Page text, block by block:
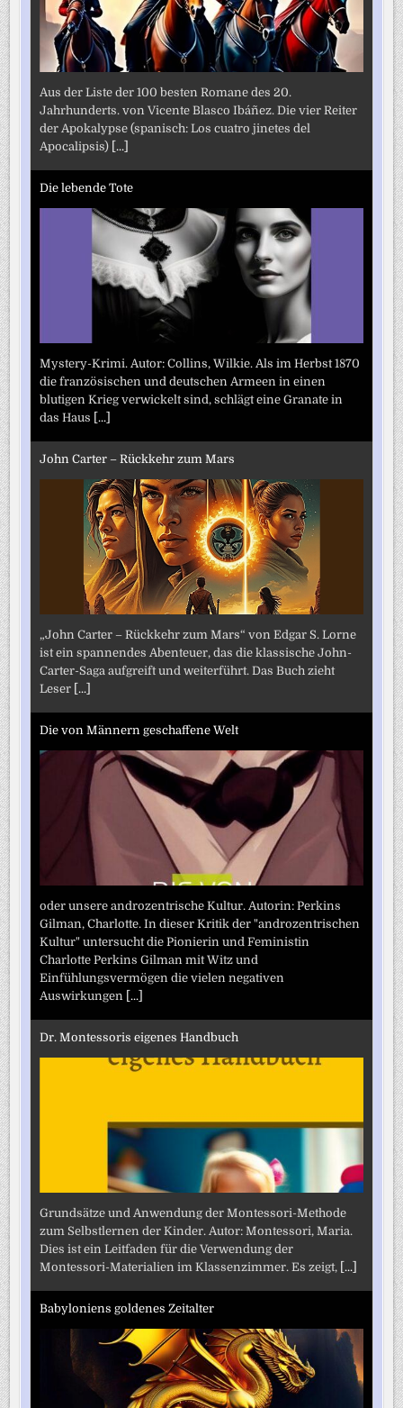
Aus der Liste der 100 besten Romane des 20.
Jahrhunderts. von Vicente Blasco Ibáñez. Die vier Reiter
der Apokalypse (spanisch: Los cuatro jinetes del
Apocalipsis) [...]
Die lebende Tote
Mystery-Krimi. Autor: Collins, Wilkie. Als im Herbst 1870
die französischen und deutschen Armeen in einen
blutigen Krieg verwickelt sind, schlägt eine Granate in
das Haus [...]
John Carter – Rückkehr zum Mars
„John Carter – Rückkehr zum Mars“ von Edgar S. Lorne
ist ein spannendes Abenteuer, das die klassische John-
Carter-Saga aufgreift und weiterführt. Das Buch zieht
Leser [...]
Die von Männern geschaffene Welt
oder unsere androzentrische Kultur. Autorin: Perkins
Gilman, Charlotte. In dieser Kritik der "androzentrischen
Kultur" untersucht die Pionierin und Feministin
Charlotte Perkins Gilman mit Witz und
Einfühlungsvermögen die vielen negativen
Auswirkungen [...]
Dr. Montessoris eigenes Handbuch
Grundsätze und Anwendung der Montessori-Methode
zum Selbstlernen der Kinder. Autor: Montessori, Maria.
Dies ist ein Leitfaden für die Verwendung der
Montessori-Materialien im Klassenzimmer. Es zeigt, [...]
Babyloniens goldenes Zeitalter